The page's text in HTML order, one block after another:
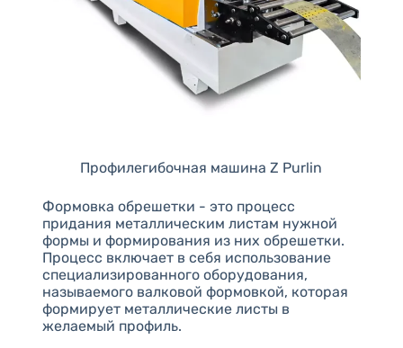
Профилегибочная машина Z Purlin
Формовка обрешетки - это процесс
придания металлическим листам нужной
формы и формирования из них обрешетки.
Процесс включает в себя использование
специализированного оборудования,
называемого валковой формовкой, которая
формирует металлические листы в
желаемый профиль.